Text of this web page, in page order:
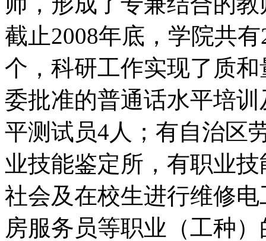
截止2008年底，学院共
个，科研工作实现了质
委批准的普通话水平培
平测试员4人；有自治区
业技能鉴定所，有职业
社会及在校生进行维修
房服务员等职业（工种